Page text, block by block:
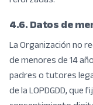
4.6. Datos de
La Organización no
de menores de 14
padres o tutores
de la LOPDGDD, que